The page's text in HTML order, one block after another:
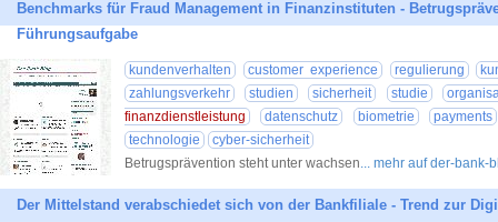
Benchmarks für Fraud Management in Finanzinstituten -
Führungsaufgabe
kundenverhalten customer experience regulierung
zahlungsverkehr
studien sicherheit studie
finanzdienstleistung
datenschutz biometrie
payments
technologie
cyber-sicherheit
Betrugsprävention steht unter wachsen... mehr auf der-bank-
Der Mittelstand verabschiedet sich von der Bankfiliale - Trend zur